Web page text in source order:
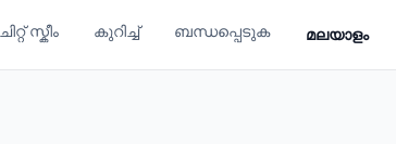
ചിറ്റ് സ്കീം കുറിച്ച് ബന്ധപ്പെടുക മലയാളം